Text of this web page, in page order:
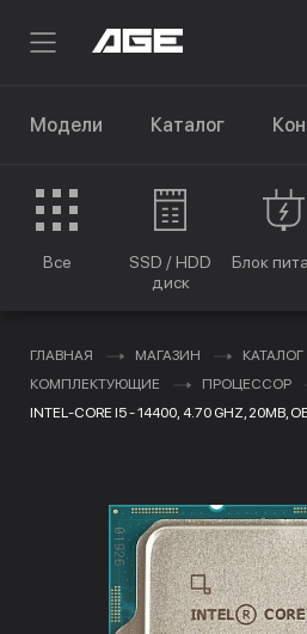
Модели Каталог
Все
SSD / HDD
диск
Блок
ГЛАВНАЯ МАГАЗИН
КАТАЛОГ
КОМПЛЕКТУЮЩИЕ
ПРОЦЕССОР
INTEL-CORE I5 - 14400, 4.70 GHZ, 20MB,